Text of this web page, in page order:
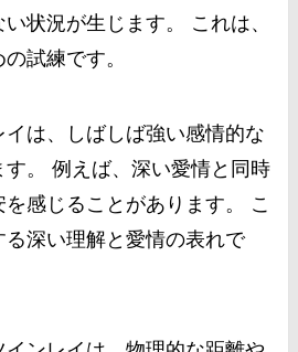
状況が生じます。 これは、
試練です。
は、しばしば強い感情的な
す。 例えば、深い愛情と同時
感じることがあります。 こ
深い理解と愛情の表れで